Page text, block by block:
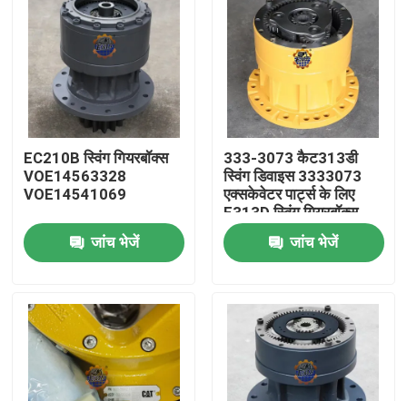
उत्पादों
हमारे बारे में
EC210B स्विंग गियरबॉक्स
VOE14563328
VOE14541069
जांच भेजें
333-3073 कैट313डी
स्विंग डिवाइस 3333073
एक्सकेवेटर पार्ट्स के लिए
E313D स्विंग गियरबॉक्स
जांच भेजें